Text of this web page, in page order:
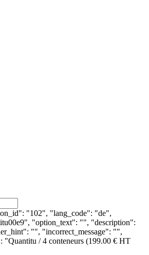
"102", "lang_code": "de",
"option_text": "", "description":
"", "incorrect_message": "",
"Quantitu / 4 conteneurs (199.00 € HT